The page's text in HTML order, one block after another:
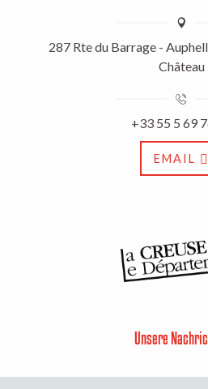
287 Rte du Barrage -
Château
+33 55 5 69
EMAIL
Unsere